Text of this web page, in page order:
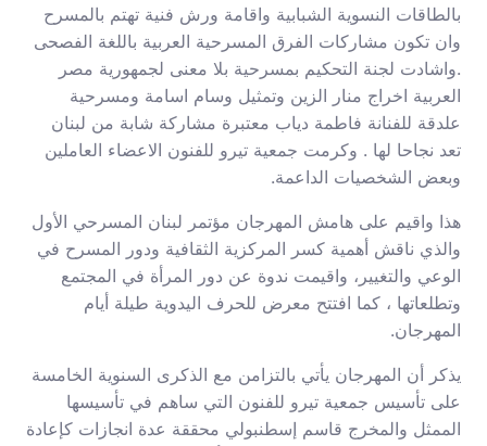
بالطاقات النسوية الشبابية واقامة ورش فنية تهتم بالمسرح
وان تكون مشاركات الفرق المسرحية العربية باللغة الفصحى
.واشادت لجنة التحكيم بمسرحية بلا معنى لجمهورية مصر
العربية اخراج منار الزين وتمثيل وسام اسامة ومسرحية
علدقة للفنانة فاطمة دياب معتبرة مشاركة شابة من لبنان
تعد نجاحا لها . وكرمت جمعية تيرو للفنون الاعضاء العاملين
وبعض الشخصيات الداعمة.
هذا واقيم على هامش المهرجان مؤتمر لبنان المسرحي الأول
والذي ناقش أهمية كسر المركزية الثقافية ودور المسرح في
الوعي والتغيير، واقيمت ندوة عن دور المرأة في المجتمع
وتطلعاتها ، كما افتتح معرض للحرف اليدوية طيلة أيام
المهرجان.
يذكر أن المهرجان يأتي بالتزامن مع الذكرى السنوية الخامسة
على تأسيس جمعية تيرو للفنون التي ساهم في تأسيسها
الممثل والمخرج قاسم إسطنبولي محققة عدة انجازات كإعادة